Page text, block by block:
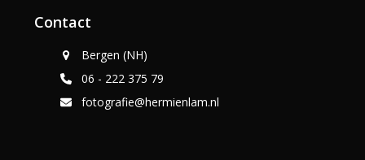
Contact
Bergen (NH)
06 - 222 375 79
fotografie@hermienlam.nl